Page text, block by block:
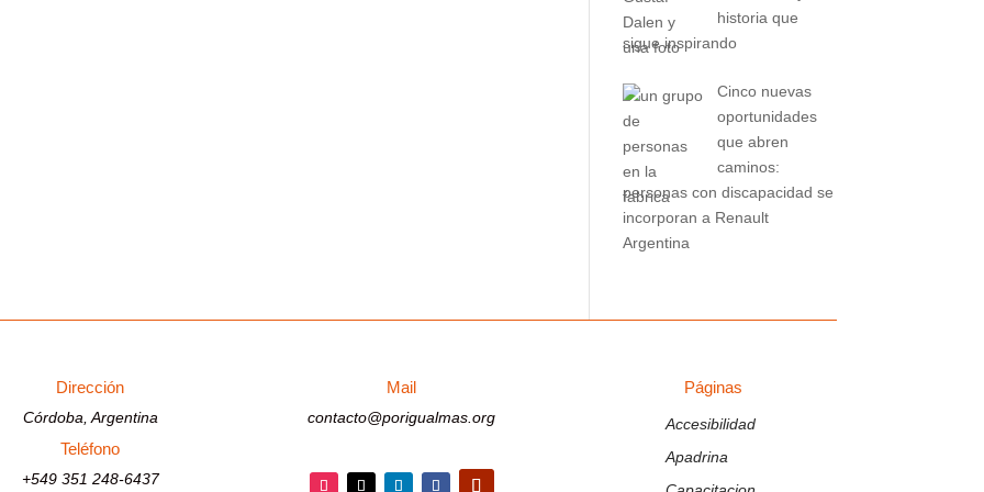
historia que
sigue inspirando
Cinco nuevas
oportunidades
que abren
caminos:
personas con discapacidad se
incorporan a Renault
Argentina
Dirección
Córdoba, Argentina
Teléfono
+549 351 248-6437
Mail
contacto@porigualmas.org
Páginas
Accesibilidad
Apadrina